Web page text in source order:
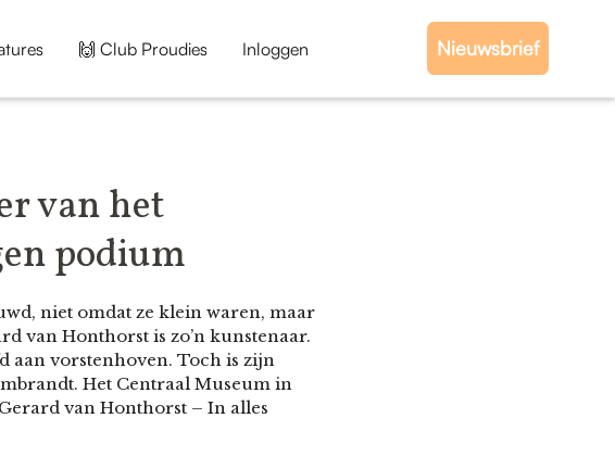
🙌 Club Proudies Inloggen Nieuwsbrief
van het
podium
niet omdat ze klein waren, maar
van Honthorst is zo’n kunstenaar.
aan vorstenhoven. Toch is zijn
Het Centraal Museum in
van Honthorst – In alles